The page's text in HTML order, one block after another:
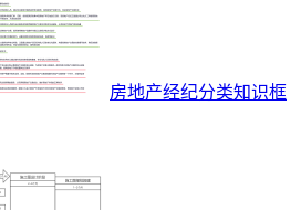
房地产经纪分类知识框